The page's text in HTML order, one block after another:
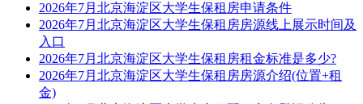
2026年7月北京海淀区大学生保租房申请条件
2026年7月北京海淀区大学生保租房房源线上展示时间及
入口
2026年7月北京海淀区大学生保租房租金标准是多少?
2026年7月北京海淀区大学生保租房房源介绍(位置+租
金)